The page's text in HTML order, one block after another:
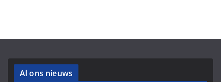
Al ons nieuws